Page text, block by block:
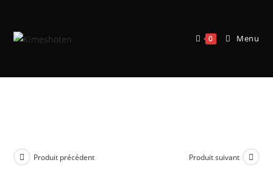
0 Menu
Produit précédent Produit suivant